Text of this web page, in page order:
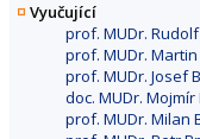
Vyučující
prof. MUDr.
prof. MUDr. Martin
prof. MUDr. Josef
doc. MUDr. Mojmír
prof. MUDr. Milan